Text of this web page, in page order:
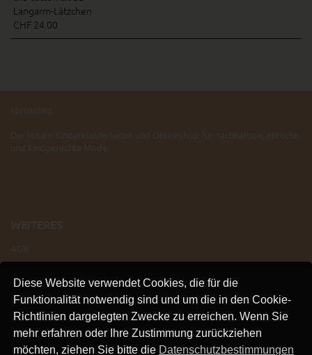
Diese Website verwendet Cookies, die für die
Funktionalität notwendig sind und um die in den Cookie-
Richtlinien dargelegten Zwecke zu erreichen. Wenn Sie
mehr erfahren oder Ihre Zustimmung zurückziehen
möchten, ziehen Sie bitte die Datenschutzbestimmungen
Langarm-Lätzchen
CHF 24.00
VERSAND
KONTAKT
LINKS